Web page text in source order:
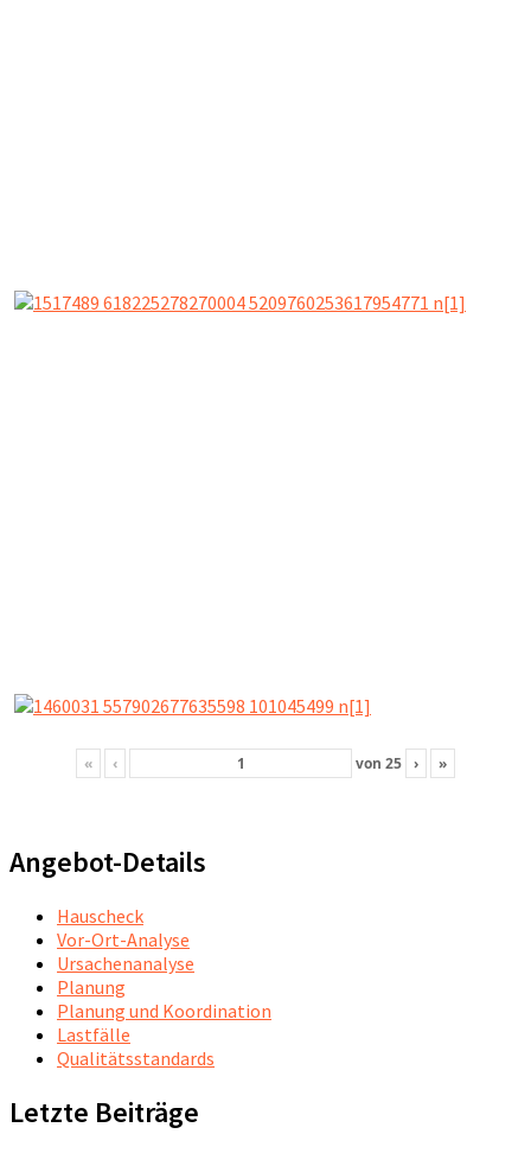
« ‹ von 25 › »
Angebot-Details
Hauscheck
Vor-Ort-Analyse
Ursachenanalyse
Planung
Planung und Koordination
Lastfälle
Qualitätsstandards
Letzte Beiträge